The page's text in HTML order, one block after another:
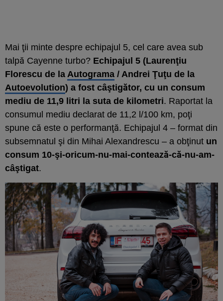
Mai ţii minte despre echipajul 5, cel care avea sub
talpă Cayenne turbo? Echipajul 5 (Laurenţiu
Florescu de la Autograma / Andrei Ţuţu de la
Autoevolution) a fost câştigător, cu un consum
mediu de 11,9 litri la suta de kilometri. Raportat la
consumul mediu declarat de 11,2 l/100 km, poţi
spune că este o performanţă. Echipajul 4 – format din
subsemnatul şi din Mihai Alexandrescu – a obţinut un
consum 10-şi-oricum-nu-mai-contează-că-nu-am-
câştigat.